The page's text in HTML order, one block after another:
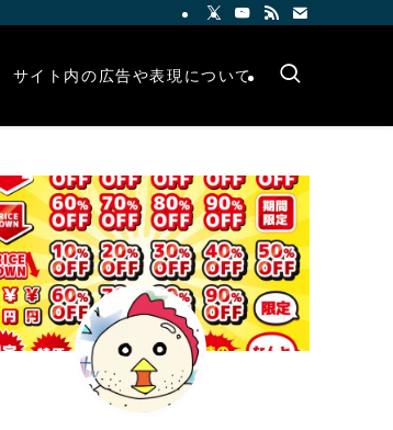
サイト内の広告や表現について